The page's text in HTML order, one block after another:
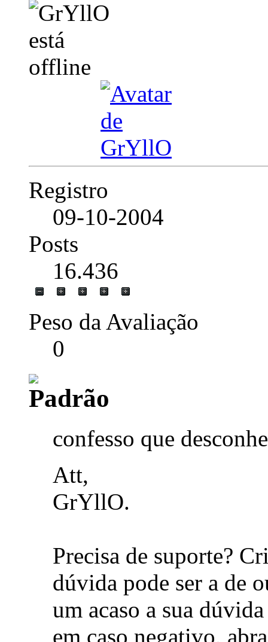
Registro
09-10-2004
Posts
16.436
Peso da Avaliação
0
confesso que
Att,
GrYllO.
Precisa de suporte?
dúvida pode ser a de
um acaso a sua
em caso negativo,